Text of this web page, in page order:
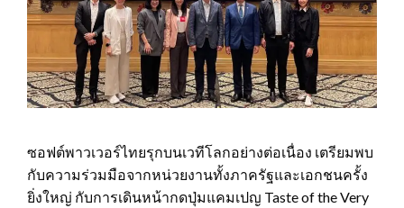
ซอฟต์พาวเวอร์ไทยรุกบนเวทีโลกอย่างต่อเนื่อง เตรียมพบ
กับความร่วมมือจากหน่วยงานทั้งภาครัฐและเอกชนครั้ง
ยิ่งใหญ่ กับการเดินหน้ากดปุ่มแคมเปญ Taste of the Very